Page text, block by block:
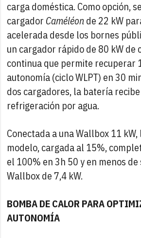
carga doméstica. Como opción,
cargador Caméléon de 22 kW
acelerada desde los bornes
un cargador rápido de 80 kW de
continua que permite recuperar
autonomía (ciclo WLPT) en 30
dos cargadores, la batería
refrigeración por agua.
Conectada a una Wallbox 11
modelo, cargada al 15%,
el 100% en 3h 50 y en menos
Wallbox de 7,4 kW.
BOMBA DE CALOR PARA
AUTONOMÍA